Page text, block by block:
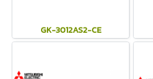
GK-3012AS2-CE